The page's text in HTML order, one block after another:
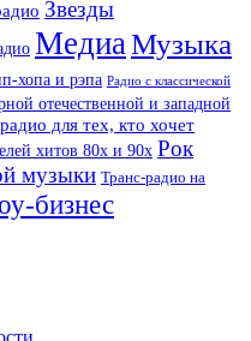
Звезды
МедиаМузыка
хопа и рэпа Радио с классической
отечественной и западной
для тех, кто хочет
хитов 80х и 90х Рок
музыки Транс-радио на
бизнес